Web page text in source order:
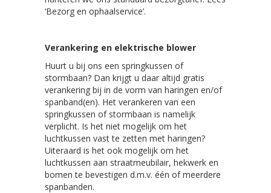
‘Bezorg en ophaalservice’.
Verankering en elektrische blower
Huurt u bij ons een springkussen of
stormbaan? Dan krijgt u daar altijd gratis
verankering bij in de vorm van haringen en/of
spanband(en). Het verankeren van een
springkussen of stormbaan is namelijk
verplicht. Is het niet mogelijk om het
luchtkussen vast te zetten met haringen?
Uiteraard is het ook mogelijk om het
luchtkussen aan straatmeubilair, hekwerk en
bomen te bevestigen d.m.v. één of meerdere
spanbanden.